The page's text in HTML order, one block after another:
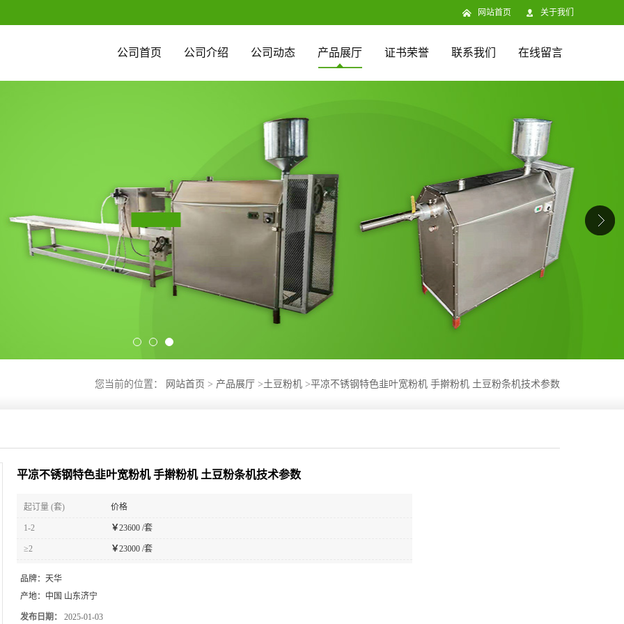
网站首页 关于我们
公司首页 公司介绍 公司动态 产品展厅 证书荣誉 联系我们 在线留言
您当前的位置： 网站首页 > 产品展厅 >土豆粉机 >平凉不锈钢特色韭叶宽粉机 手擀粉机 土豆粉条机技术参数
平凉不锈钢特色韭叶宽粉机 手擀粉机 土豆粉条机技术参数
起订量 (套) 价格
1-2 ￥23600 /套
≥2 ￥23000 /套
品牌： 天华
产地： 中国 山东济宁
发布日期： 2025-01-03